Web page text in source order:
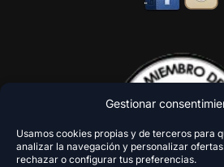
Gestionar
Usamos cookies propias y de terceros para
analizar la navegación y personalizar
rechazar o configurar tus preferencias.